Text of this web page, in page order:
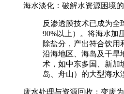
海水淡化：破解水资源困境
反渗透膜技术已成为全
90%以上）。将海水加
除盐分，产出符合饮用
沿海地区、海岛及干旱
术，如中东多国、新加
岛、舟山）的大型海水
废水处理与资源回收：变废